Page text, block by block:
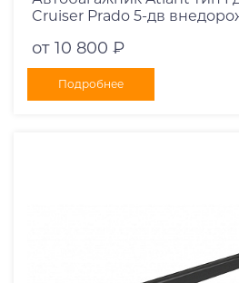
Cruiser Prado 5-дв
10002+11116+11115
от 10 800 ₽
Подробнее